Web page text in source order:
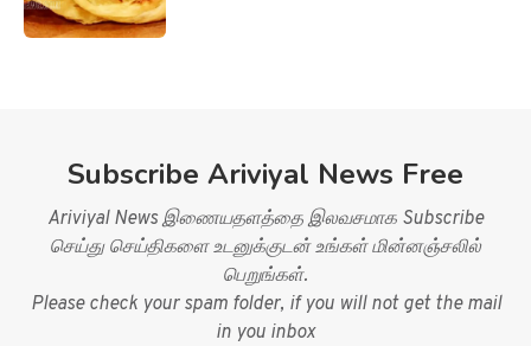
Subscribe Ariviyal News Free
Ariviyal News இணையதளத்தை இலவசமாக Subscribe
செய்து செய்திகளை உடனுக்குடன் உங்கள் மின்னஞ்சலில்
பெறுங்கள்.
Please check your spam folder, if you will not get the mail
in you inbox